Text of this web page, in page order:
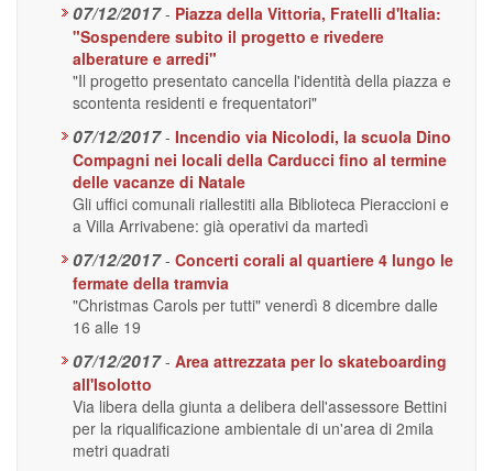
07/12/2017 - Piazza della Vittoria, Fratelli d'Italia:
"Sospendere subito il progetto e rivedere
alberature e arredi"
"Il progetto presentato cancella l'identità della piazza e
scontenta residenti e frequentatori"
07/12/2017 - Incendio via Nicolodi, la scuola Dino
Compagni nei locali della Carducci fino al termine
delle vacanze di Natale
Gli uffici comunali riallestiti alla Biblioteca Pieraccioni e
a Villa Arrivabene: già operativi da martedì
07/12/2017 - Concerti corali al quartiere 4 lungo le
fermate della tramvia
"Christmas Carols per tutti" venerdì 8 dicembre dalle
16 alle 19
07/12/2017 - Area attrezzata per lo skateboarding
all'Isolotto
Via libera della giunta a delibera dell'assessore Bettini
per la riqualificazione ambientale di un'area di 2mila
metri quadrati